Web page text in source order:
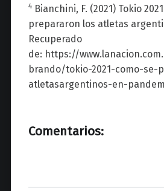
4Bianchini, F. (2021) Tokio
prepararon los atletas
Recuperado
de: https://
brando/tokio-2021-como-se-
atletasargentinos-en-
Comentarios: